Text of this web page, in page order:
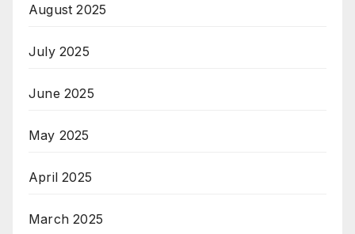
August 2025
July 2025
June 2025
May 2025
April 2025
March 2025